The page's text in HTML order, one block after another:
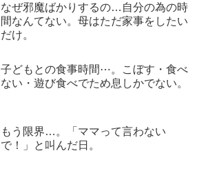
なぜ邪魔ばかりするの…自分の為の時
間なんてない。母はただ家事をしたい
だけ。
子どもとの食事時間⋯。こぼす・食べ
ない・遊び食べでため息しかでない。
もう限界…。「ママって言わない
で！」と叫んだ日。